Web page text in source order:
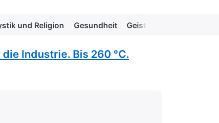
und Religion Gesundheit Geistige Heilweisen
Industrie. Bis 260 °C.